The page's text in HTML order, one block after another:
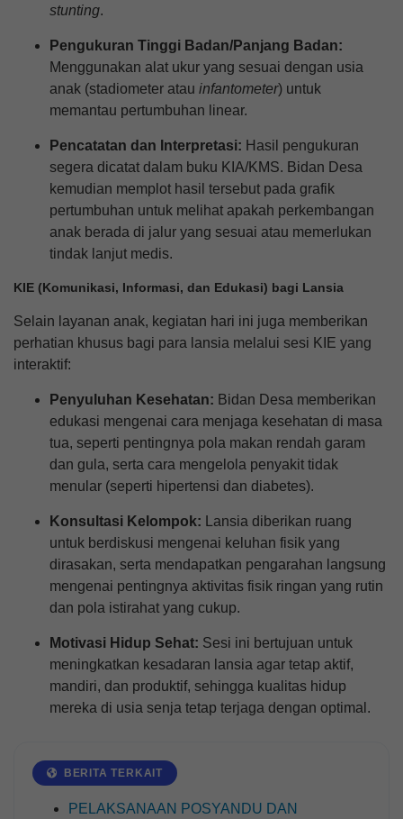
AGEN PERLINSOS
DOOR TO DOOR DI BANJAR
DINAS PUNIA DENGAN
SAMBUTAN HANGAT WARGA
stunting.
Pengukuran Tinggi Badan/Panjang Badan:
Menggunakan alat ukur yang sesuai dengan usia
anak (stadiometer atau infantometer) untuk
memantau pertumbuhan linear.
Pencatatan dan Interpretasi: Hasil pengukuran
segera dicatat dalam buku KIA/KMS. Bidan Desa
kemudian memplot hasil tersebut pada grafik
pertumbuhan untuk melihat apakah perkembangan
anak berada di jalur yang sesuai atau memerlukan
tindak lanjut medis.
KIE (Komunikasi, Informasi, dan Edukasi) bagi Lansia
Selain layanan anak, kegiatan hari ini juga memberikan
perhatian khusus bagi para lansia melalui sesi KIE yang
interaktif:
Penyuluhan Kesehatan: Bidan Desa memberikan
edukasi mengenai cara menjaga kesehatan di masa
tua, seperti pentingnya pola makan rendah garam
dan gula, serta cara mengelola penyakit tidak
menular (seperti hipertensi dan diabetes).
Konsultasi Kelompok: Lansia diberikan ruang
untuk berdiskusi mengenai keluhan fisik yang
dirasakan, serta mendapatkan pengarahan langsung
mengenai pentingnya aktivitas fisik ringan yang rutin
dan pola istirahat yang cukup.
Motivasi Hidup Sehat: Sesi ini bertujuan untuk
meningkatkan kesadaran lansia agar tetap aktif,
mandiri, dan produktif, sehingga kualitas hidup
mereka di usia senja tetap terjaga dengan optimal.
BERITA TERKAIT
PELAKSANAAN POSYANDU DAN